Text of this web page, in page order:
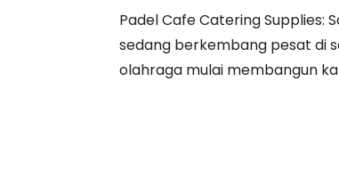
Padel Cafe Catering Supplies:
sedang berkembang pesat di
olahraga mulai membangun